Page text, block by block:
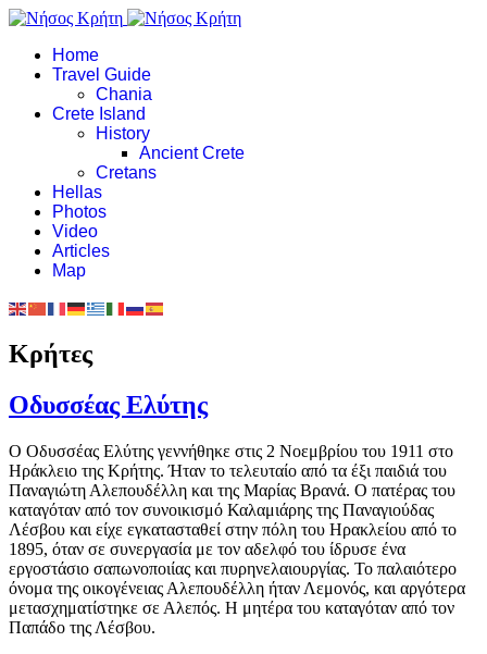
Home
Travel Guide
Chania
Crete Island
History
Ancient Crete
Cretans
Hellas
Photos
Video
Articles
Map
Κρήτες
Οδυσσέας Ελύτης
Ο Οδυσσέας Ελύτης γεννήθηκε στις 2 Νοεμβρίου του 1911 στο
Ηράκλειο της Κρήτης. Ήταν το τελευταίο από τα έξι παιδιά του
Παναγιώτη Αλεπουδέλλη και της Μαρίας Βρανά. Ο πατέρας του
καταγόταν από τον συνοικισμό Καλαμιάρης της Παναγιούδας
Λέσβου και είχε εγκατασταθεί στην πόλη του Ηρακλείου από το
1895, όταν σε συνεργασία με τον αδελφό του ίδρυσε ένα
εργοστάσιο σαπωνοποιίας και πυρηνελαιουργίας. Το παλαιότερο
όνομα της οικογένειας Αλεπουδέλλη ήταν Λεμονός, και αργότερα
μετασχηματίστηκε σε Αλεπός. Η μητέρα του καταγόταν από τον
Παπάδο της Λέσβου.